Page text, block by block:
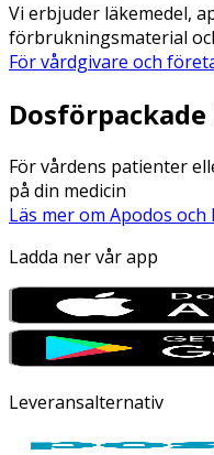
Vi erbjuder läkemedel,
förbrukningsmaterial
För vårdgivare och
För vårdens patienter
på din medicin
Läs mer om Apodos och
Ladda ner vår app
Leveransalternativ